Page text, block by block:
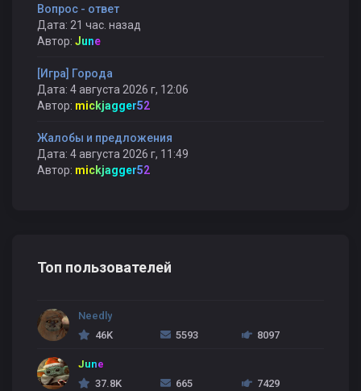
Вопрос - ответ
Дата: 21 час. назад
Автор: June
[Игра] Города
Дата: 4 августа 2026 г, 12:06
Автор: mickjagger52
Жалобы и предложения
Дата: 4 августа 2026 г, 11:49
Автор: mickjagger52
Топ пользователей
Needly
46K
5593 8097
June
37.8K
665 7429